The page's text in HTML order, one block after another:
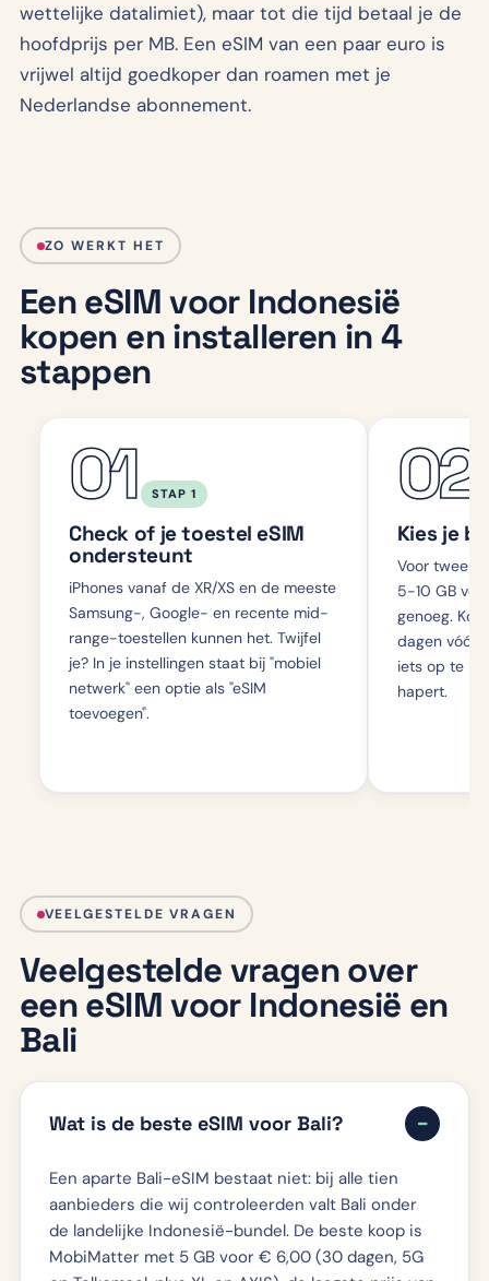
wettelijke datalimiet), maar tot die tijd betaal je de
hoofdprijs per MB. Een eSIM van een paar euro is
vrijwel altijd goedkoper dan roamen met je
Nederlandse abonnement.
ZO WERKT HET
Een eSIM voor Indonesië
kopen en installeren in 4
stappen
01 STAP 1
Check of je toestel eSIM
ondersteunt
iPhones vanaf de XR/XS en de meeste
Samsung-, Google- en recente mid-
range-toestellen kunnen het. Twijfel
je? In je instellingen staat bij "mobiel
netwerk" een optie als "eSIM
toevoegen".
02
Kies je
Voor twee
5-10 GB
genoeg.
dagen vóór
iets op te
hapert.
VEELGESTELDE VRAGEN
Veelgestelde vragen over
een eSIM voor Indonesië en
Bali
Wat is de beste eSIM voor Bali?
Een aparte Bali-eSIM bestaat niet: bij alle tien
aanbieders die wij controleerden valt Bali onder
de landelijke Indonesië-bundel. De beste koop is
MobiMatter met 5 GB voor € 6,00 (30 dagen, 5G